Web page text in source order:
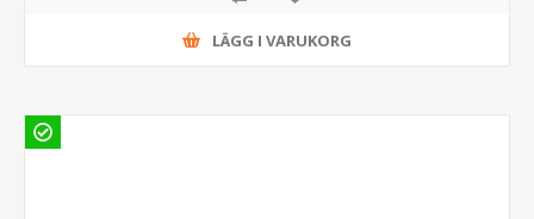
LÄGG I VARUKORG